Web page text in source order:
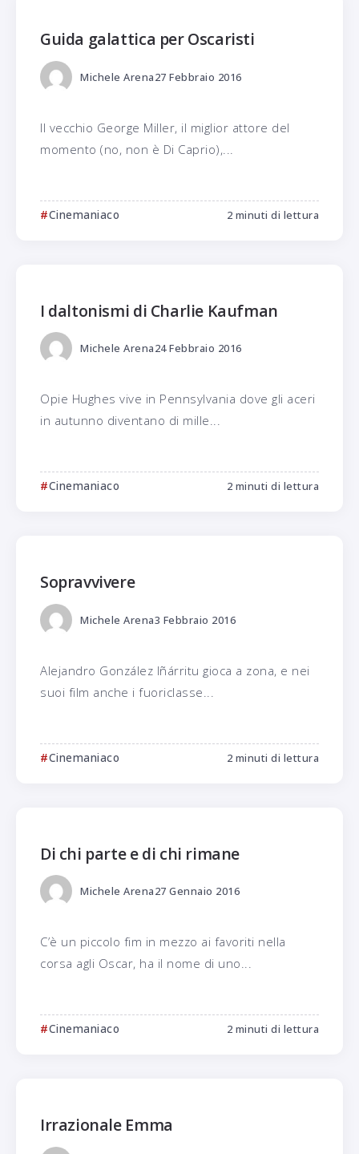
Guida galattica per Oscaristi
Michele Arena27 Febbraio 2016
Il vecchio George Miller, il miglior attore del
momento (no, non è Di Caprio),...
Cinemaniaco 2 minuti di lettura
I daltonismi di Charlie Kaufman
Michele Arena24 Febbraio 2016
Opie Hughes vive in Pennsylvania dove gli aceri
in autunno diventano di mille...
Cinemaniaco 2 minuti di lettura
Sopravvivere
Michele Arena3 Febbraio 2016
Alejandro González Iñárritu gioca a zona, e nei
suoi film anche i fuoriclasse...
Cinemaniaco 2 minuti di lettura
Di chi parte e di chi rimane
Michele Arena27 Gennaio 2016
C’è un piccolo fim in mezzo ai favoriti nella
corsa agli Oscar, ha il nome di uno...
Cinemaniaco 2 minuti di lettura
Irrazionale Emma